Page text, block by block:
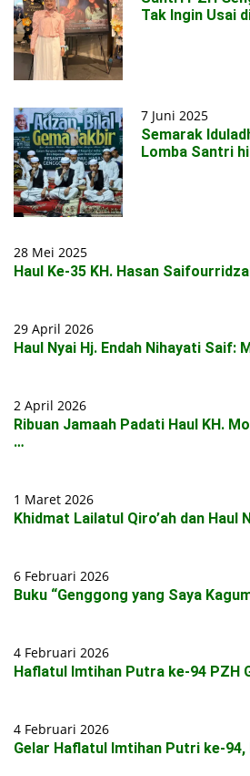
Tak Ingin Usai
7 Juni 2025
Semarak
Lomba Santri
28 Mei 2025
Haul Ke-35 KH. Hasan
29 April 2026
Haul Nyai Hj. Endah Nihayati Saif:
2 April 2026
Ribuan Jamaah Padati Haul KH.
…
1 Maret 2026
Khidmat Lailatul Qiro’ah dan Haul
6 Februari 2026
Buku “Genggong yang Saya
4 Februari 2026
Haflatul Imtihan Putra ke-94 PZH
4 Februari 2026
Gelar Haflatul Imtihan Putri ke-94,